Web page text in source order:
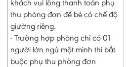
khách vui lòng thanh toán phụ
thu phòng đơn để bé có chế độ
giường riêng.
- Trường hợp phòng chỉ có 01
người lớn ngủ một mình thì bắt
buộc phụ thu phòng đơn